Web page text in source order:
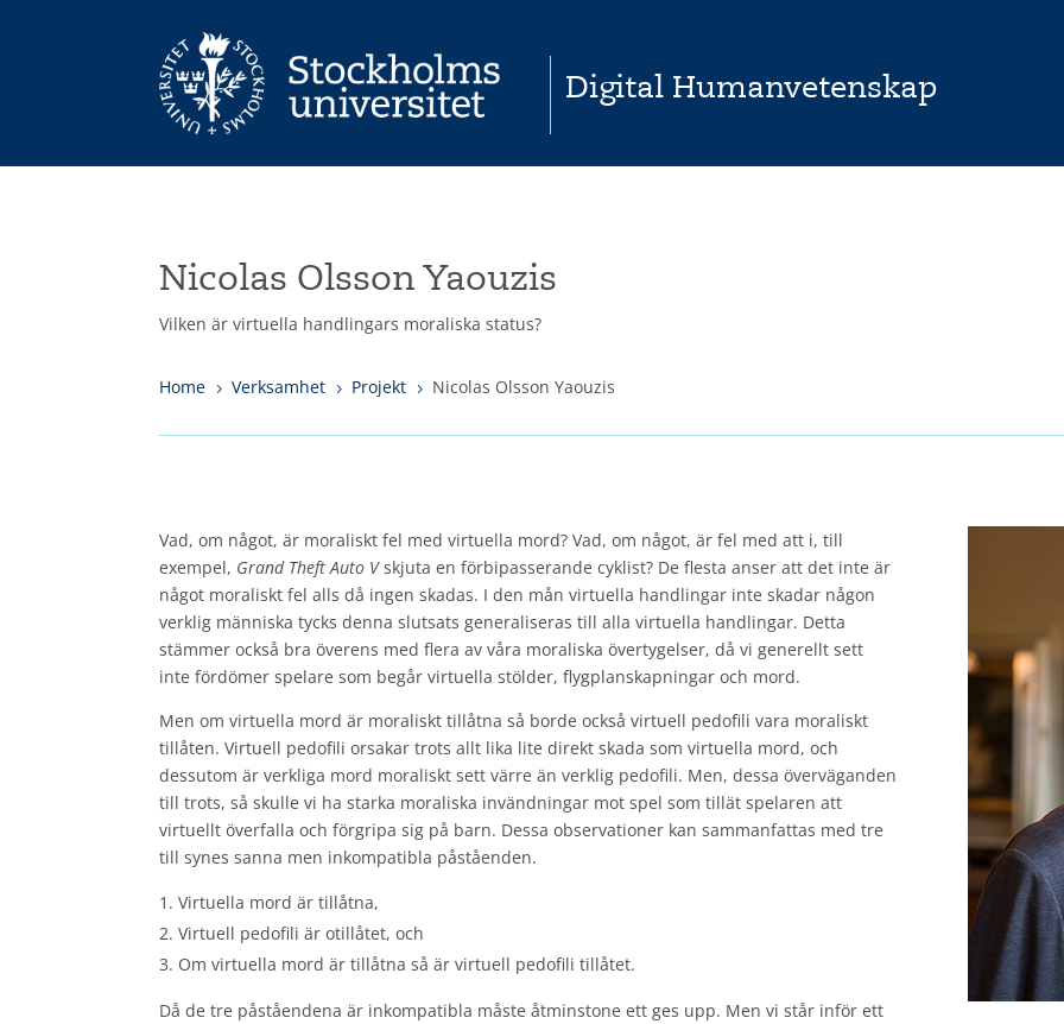
Digital Humanvetenskap
Nicolas Olsson Yaouzis
Vilken är virtuella handlingars moraliska status?
Home 5 Verksamhet 5 Projekt 5 Nicolas Olsson Yaouzis
Vad, om något, är moraliskt fel med virtuella mord? Vad, om något, är fel med att i, till
exempel, Grand Theft Auto Vskjuta en förbipasserande cyklist? De flesta anser att det inte är
något moraliskt fel alls då ingen skadas. I den mån virtuella handlingar inte skadar någon
verklig människa tycks denna slutsats generaliseras till alla virtuella handlingar. Detta
stämmer också bra överens med flera av våra moraliska övertygelser, då vi generellt sett
inte fördömer spelare som begår virtuella stölder, flygplanskapningar och mord.
Men om virtuella mord är moraliskt tillåtna så borde också virtuell pedofili vara moraliskt
tillåten. Virtuell pedofili orsakar trots allt lika lite direkt skada som virtuella mord, och
dessutom är verkliga mord moraliskt sett värre än verklig pedofili. Men, dessa överväganden
till trots, så skulle vi ha starka moraliska invändningar mot spel som tillät spelaren att
virtuellt överfalla och förgripa sig på barn. Dessa observationer kan sammanfattas med tre
till synes sanna men inkompatibla påståenden.
Virtuella mord är tillåtna,
Virtuell pedofili är otillåtet, och
Om virtuella mord är tillåtna så är virtuell pedofili tillåtet.
Då de tre påståendena är inkompatibla måste åtminstone ett ges upp. Men vi står inför ett